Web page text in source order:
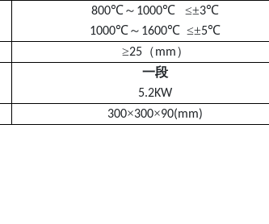
800℃～ 1000℃ ≤±3℃
1000℃～ 1600℃ ≤±5℃
≥25（mm）
一段
5.2KW
300×300×90(mm)